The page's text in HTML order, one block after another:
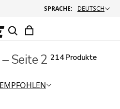
SPRACHE: DEUTSCH
– Seite 2 214 Produkte
EMPFOHLEN